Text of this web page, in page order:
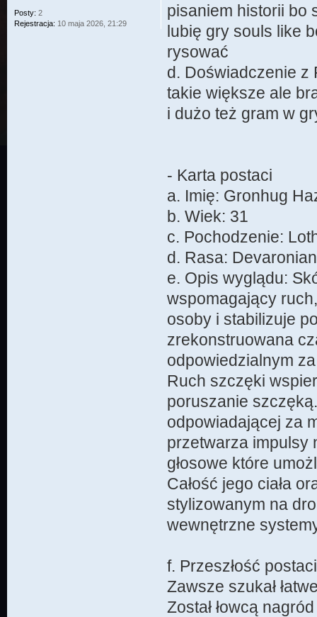
pisaniem historii bo
lubię gry souls like
rysować
d. Doświadczenie z
takie większe ale
i dużo też gram w
- Karta postaci
a. Imię: Gronhug
b. Wiek: 31
c. Pochodzenie:
d. Rasa: Devaronian
e. Opis wyglądu:
wspomagający
osoby i stabilizuje
zrekonstruowana
odpowiedzialnym
Ruch szczęki
poruszanie
odpowiadającej za
przetwarza impulsy
głosowe które
Całość jego ciała
stylizowanym na
wewnętrzne
f. Przeszłość
Zawsze szukał
Został łowcą
Posty: 2
Rejestracja: 10 maja 2026, 21:29